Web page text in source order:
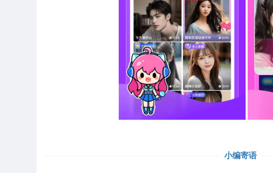
小编寄语